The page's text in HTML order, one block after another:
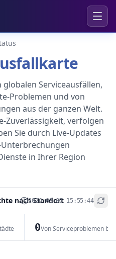
Serviceausfällen,
Problemen und von
aus der ganzen Welt.
Zuverlässigkeit, verfolgen
Sie durch Live-Updates
in Ihrer Region
nach Standort
2026-08-07 15:55:44
0Von Serviceproblemen
+